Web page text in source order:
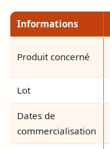
Informations
Produit concerné
Lot
Dates de
commercialisation